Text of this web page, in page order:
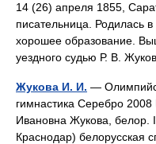
14 (26) апреля 1855,
писательница. Родилась
хорошее образование.
уездного судью Р. В.
Жукова И. И. —
гимнастика Серебро
Ивановна Жукова, белор.
Краснодар) белорусская